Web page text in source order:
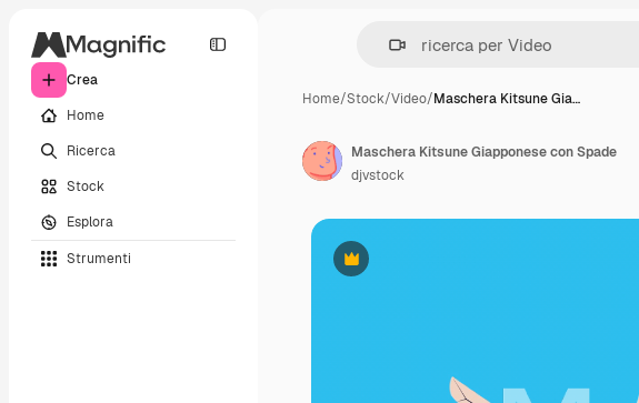
Crea
Home
Ricerca
Stock
Esplora
Strumenti
Home/Stock/Video/Maschera Kitsune Gia…
Premium
Maschera Kitsune Giapponese con Spade
djvstock